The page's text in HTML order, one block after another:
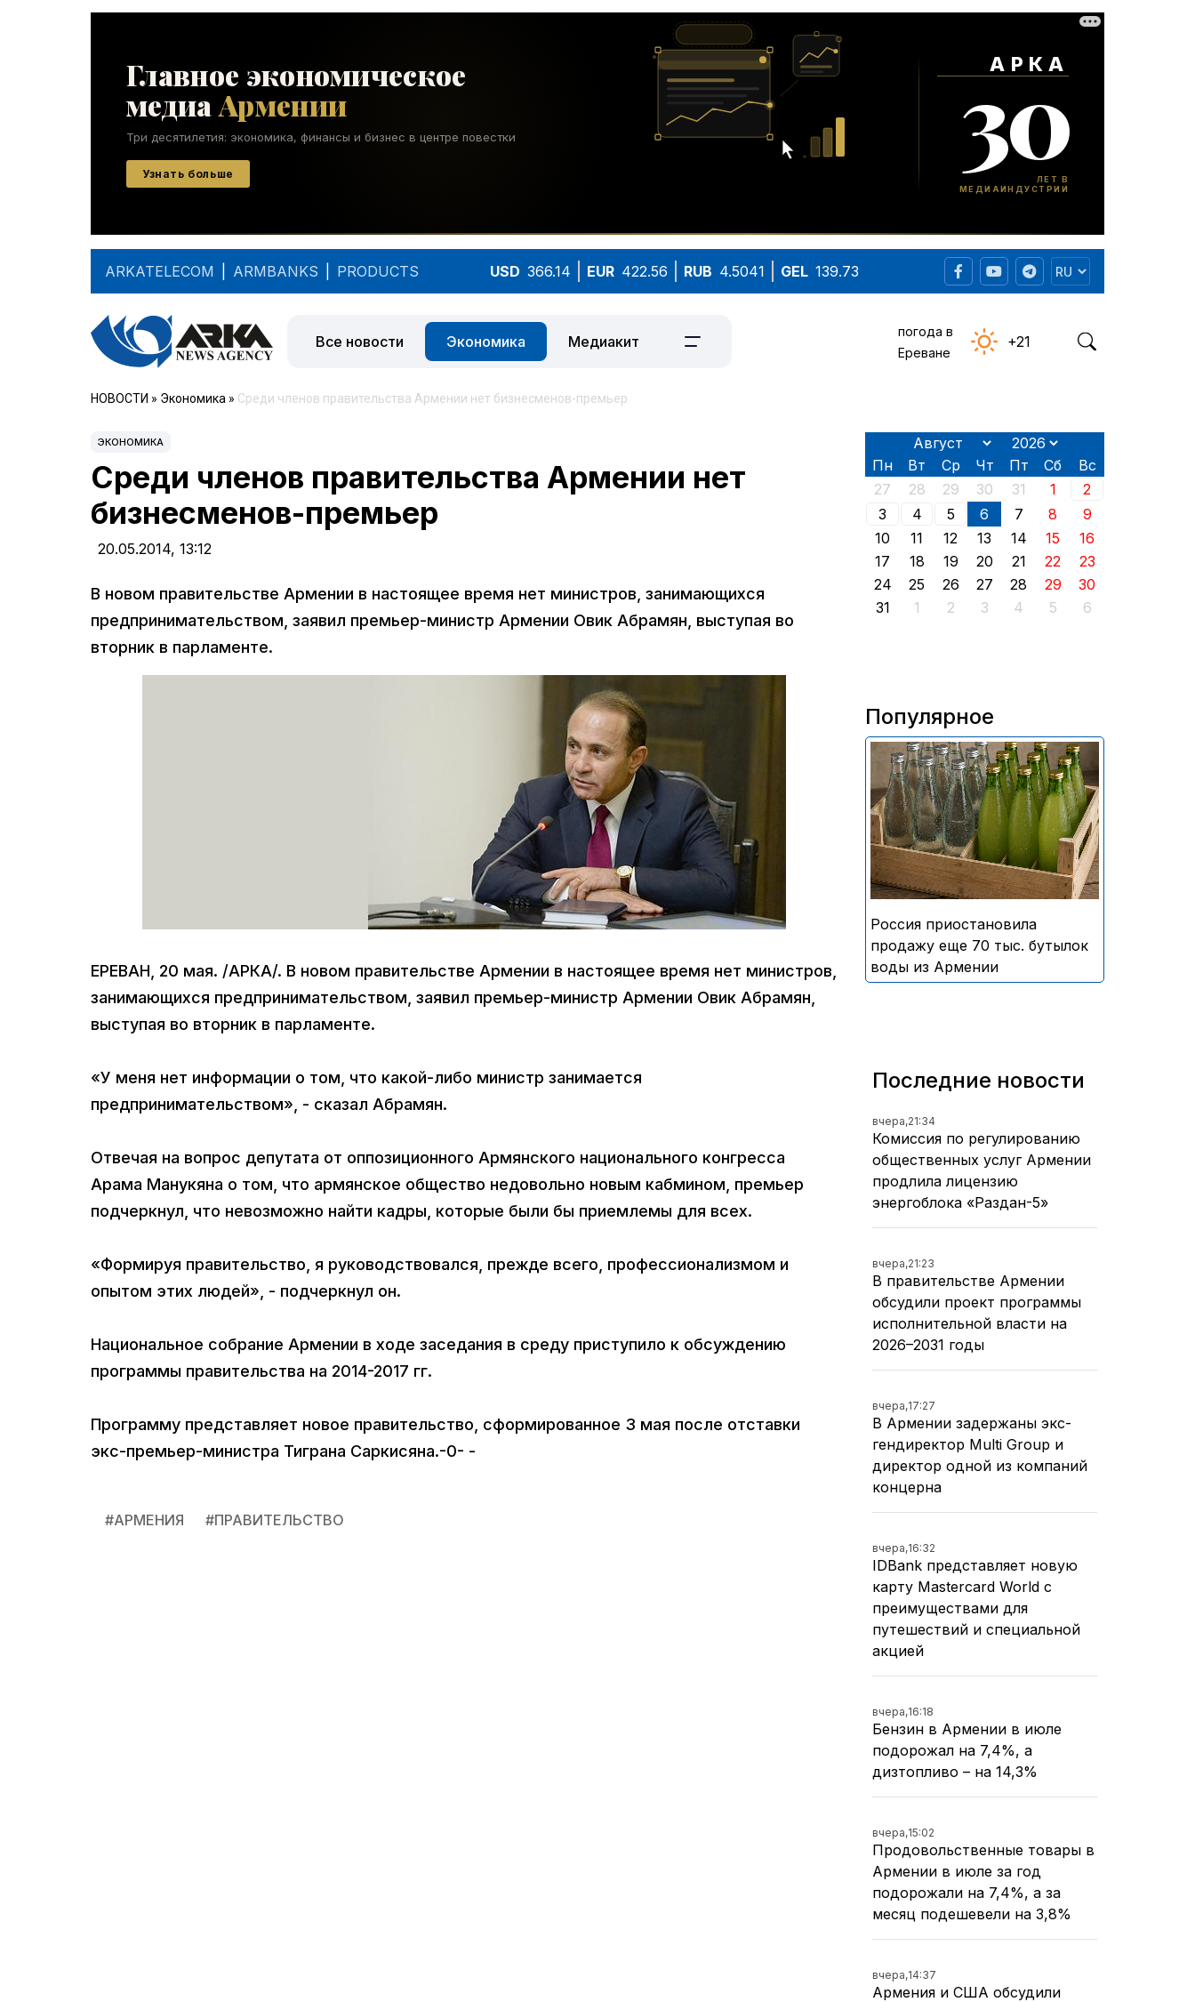
ARKATELECOM ARMBANKS PRODUCTS USD 366.14 EUR 422.56 RUB 4.5041 GEL 139.73
Все новости Экономика Медиакит
погода в
Ереване
+21
НОВОСТИ » Экономика » Среди членов правительства Армении нет бизнесменов-премьер
ЭКОНОМИКА
Среди членов правительства Армении нет
бизнесменов-премьер
20.05.2014, 13:12
В новом правительстве Армении в настоящее время нет министров, занимающихся
предпринимательством, заявил премьер-министр Армении Овик Абрамян, выступая во
вторник в парламенте.
ЕРЕВАН, 20 мая. /АРКА/. В новом правительстве Армении в настоящее время нет министров,
занимающихся предпринимательством, заявил премьер-министр Армении Овик Абрамян,
выступая во вторник в парламенте.
«У меня нет информации о том, что какой-либо министр занимается
предпринимательством», - сказал Абрамян.
Отвечая на вопрос депутата от оппозиционного Армянского национального конгресса
Арама Манукяна о том, что армянское общество недовольно новым кабмином, премьер
подчеркнул, что невозможно найти кадры, которые были бы приемлемы для всех.
«Формируя правительство, я руководствовался, прежде всего, профессионализмом и
опытом этих людей», - подчеркнул он.
Национальное собрание Армении в ходе заседания в среду приступило к обсуждению
программы правительства на 2014-2017 гг.
Программу представляет новое правительство, сформированное 3 мая после отставки
экс-премьер-министра Тиграна Саркисяна.-0- -
#АРМЕНИЯ #ПРАВИТЕЛЬСТВО
Пн Вт Ср Чт Пт Сб
Вс
27
28 29 30 31 1
2
3
4 5 6 7 8
9
10
11 12 13 14 15
16
17
18 19 20 21 22
23
24
25 26 27 28 29
30
31
1 2 3 4 5 6
Популярное
В России приостановили
продажу более 70 тыс.
бутылок питьевой воды и
безалкогольных напитков
армянского производства
Россия приостановила
продажу еще 70 тыс. бутылок
воды из Армении
Последние новости
вчера,21:34
Комиссия по регулированию
общественных услуг Армении
продлила лицензию
энергоблока «Раздан-5»
вчера,21:23
В правительстве Армении
обсудили проект программы
исполнительной власти на
2026–2031 годы
вчера,17:27
В Армении задержаны экс-
гендиректор Multi Group и
директор одной из компаний
концерна
вчера,16:32
IDBank представляет новую
карту Mastercard World с
преимуществами для
путешествий и специальной
акцией
вчера,16:18
Бензин в Армении в июле
подорожал на 7,4%, а
дизтопливо – на 14,3%
вчера,15:02
Продовольственные товары в
Армении в июле за год
подорожали на 7,4%, а за
месяц подешевели на 3,8%
вчера,14:37
Армения и США обсудили